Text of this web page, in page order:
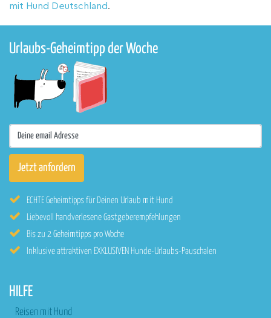
mit Hund Deutschland.
Urlaubs-Geheimtipp der Woche
ECHTE Geheimtipps für Deinen Urlaub mit Hund
Liebevoll handverlesene Gastgeberempfehlungen
Bis zu 2 Geheimtipps pro Woche
Inklusive attraktiven EXKLUSIVEN Hunde-Urlaubs-Pauschalen
HILFE
Reisen mit Hund